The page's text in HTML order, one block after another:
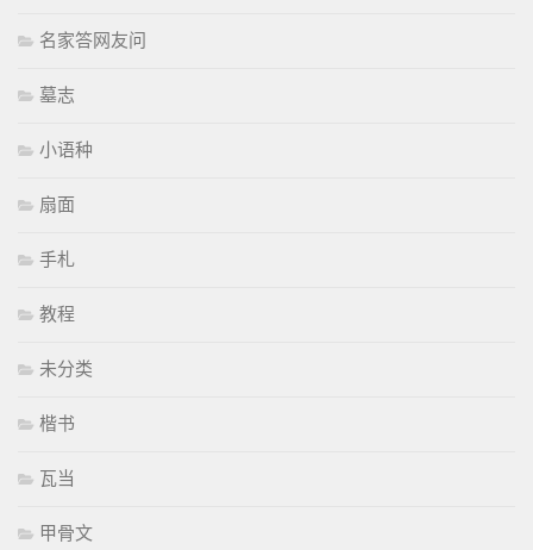
名家答网友问
墓志
小语种
扇面
手札
教程
未分类
楷书
瓦当
甲骨文